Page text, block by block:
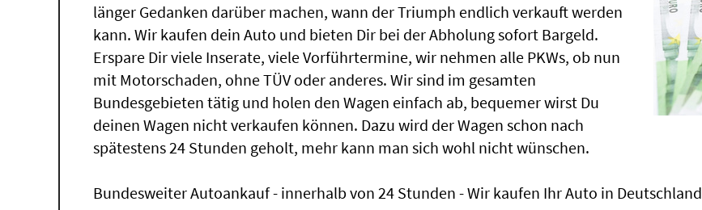
länger Gedanken darüber machen, wann der Triumph endlich verkauft werden
kann. Wir kaufen dein Auto und bieten Dir bei der Abholung sofort Bargeld.
Erspare Dir viele Inserate, viele Vorführtermine, wir nehmen alle PKWs, ob nun
mit Motorschaden, ohne TÜV oder anderes. Wir sind im gesamten
Bundesgebieten tätig und holen den Wagen einfach ab, bequemer wirst Du
deinen Wagen nicht verkaufen können. Dazu wird der Wagen schon nach
spätestens 24 Stunden geholt, mehr kann man sich wohl nicht wünschen.
Bundesweiter Autoankauf - innerhalb von 24 Stunden - Wir kaufen Ihr Auto in Deutschland